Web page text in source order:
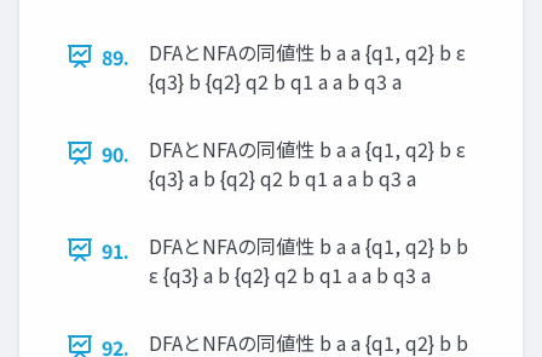
89.
DFAとNFAの同値性 b a a {q1, q2} b ε
{q3} b {q2} q2 b q1 a a b q3 a
90.
DFAとNFAの同値性 b a a {q1, q2} b ε
{q3} a b {q2} q2 b q1 a a b q3 a
91.
DFAとNFAの同値性 b a a {q1, q2} b b
ε {q3} a b {q2} q2 b q1 a a b q3 a
92.
DFAとNFAの同値性 b a a {q1, q2} b b